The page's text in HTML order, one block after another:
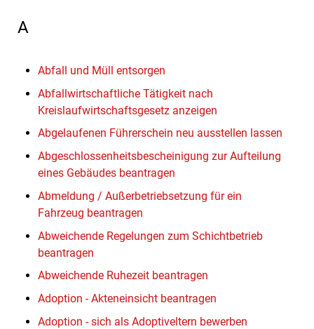
A
Abfall und Müll entsorgen
Abfallwirtschaftliche Tätigkeit nach
Kreislaufwirtschaftsgesetz anzeigen
Abgelaufenen Führerschein neu ausstellen lassen
Abgeschlossenheitsbescheinigung zur Aufteilung
eines Gebäudes beantragen
Abmeldung / Außerbetriebsetzung für ein
Fahrzeug beantragen
Abweichende Regelungen zum Schichtbetrieb
beantragen
Abweichende Ruhezeit beantragen
Adoption - Akteneinsicht beantragen
Adoption - sich als Adoptiveltern bewerben